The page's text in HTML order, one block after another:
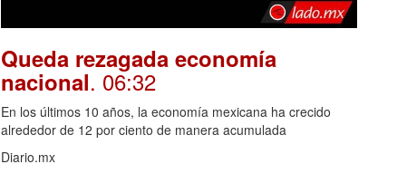
Queda rezagada economía
nacional. 06:32
En los últimos 10 años, la economía mexicana ha crecido
alrededor de 12 por ciento de manera acumulada
Diario.mx